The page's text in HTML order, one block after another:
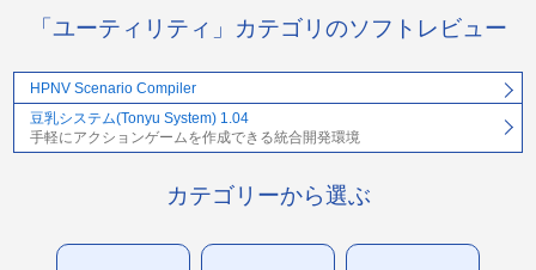
「ユーティリティ」カテゴリのソフトレビュー
HPNV Scenario Compiler
豆乳システム(Tonyu System) 1.04
手軽にアクションゲームを作成できる統合開発環境
カテゴリーから選ぶ